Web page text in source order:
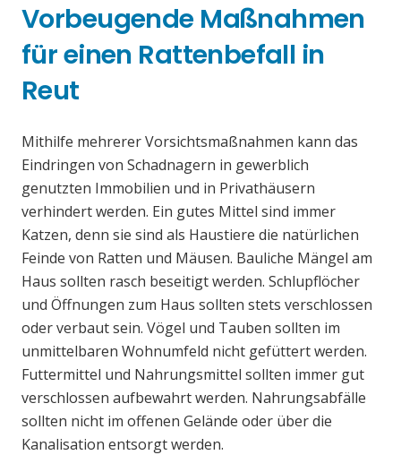
Vorbeugende Maßnahmen
für einen Rattenbefall in
Reut
Mithilfe mehrerer Vorsichtsmaßnahmen kann das
Eindringen von Schadnagern in gewerblich
genutzten Immobilien und in Privathäusern
verhindert werden. Ein gutes Mittel sind immer
Katzen, denn sie sind als Haustiere die natürlichen
Feinde von Ratten und Mäusen. Bauliche Mängel am
Haus sollten rasch beseitigt werden. Schlupflöcher
und Öffnungen zum Haus sollten stets verschlossen
oder verbaut sein. Vögel und Tauben sollten im
unmittelbaren Wohnumfeld nicht gefüttert werden.
Futtermittel und Nahrungsmittel sollten immer gut
verschlossen aufbewahrt werden. Nahrungsabfälle
sollten nicht im offenen Gelände oder über die
Kanalisation entsorgt werden.